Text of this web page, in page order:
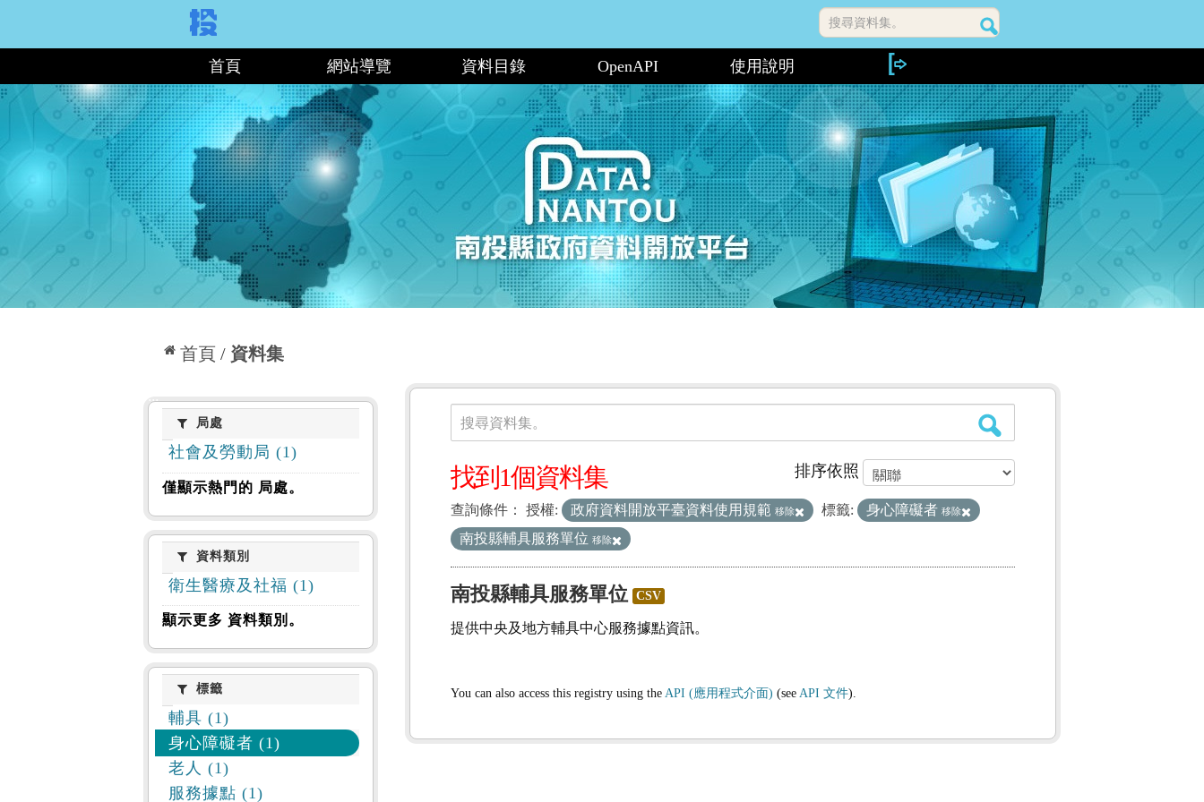
搜尋資料集。
首頁 網站導覽 資料目錄 OpenAPI 使用說明
首頁 資料集
局處局處
社會及勞動局 (1)
僅顯示熱門的 局處。
資料類別
資料類別
衛生醫療及社福 (1)
顯示更多 資料類別。
標籤標籤
輔具 (1)
身心障礙者 (1)
老人 (1)
服務據點 (1)
資料集
搜尋資料集。
排序依照
找到1個資料集
查詢條件： 授權: 政府資料開放平臺資料使用規範 移除 標籤: 身心障礙者 移除
南投縣輔具服務單位 移除
南投縣輔具服務單位 CSV
提供中央及地方輔具中心服務據點資訊。
You can also access this registry using the API (應用程式介面) (see API 文件).